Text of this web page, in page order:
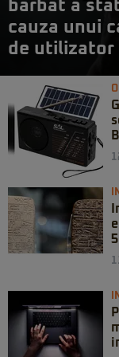
bărbat a
cauza unui
de utilizator